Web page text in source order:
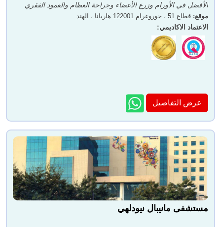
الأفضل في الأورام وزرع الأعضاء وجراحة العظام والعمود الفقري
موقع: قطاع 51 ، جوروغرام 122001 هاريانا ، الهند
الاعتماد الاكاديمي:
عرض التفاصيل
مستشفى مانيبال نيودلهي